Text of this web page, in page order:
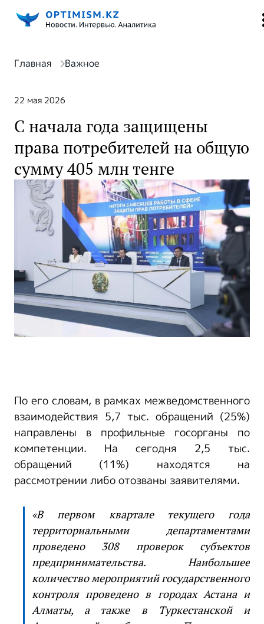
Главная Важное
22 мая 2026
С начала года защищены
права потребителей на общую
сумму 405 млн тенге
По его словам, в рамках межведомственного
взаимодействия 5,7 тыс. обращений (25%)
направлены в профильные госорганы по
компетенции. На сегодня 2,5 тыс.
обращений (11%) находятся на
рассмотрении либо отозваны заявителями.
«В первом квартале текущего года
территориальными департаментами
проведено 308 проверок субъектов
предпринимательства. Наибольшее
количество мероприятий государственного
контроля проведено в городах Астана и
Алматы, а также в Туркестанской и